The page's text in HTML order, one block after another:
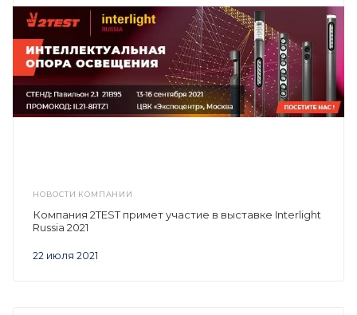
НОВОСТИ КОМПАНИИ
22 июля 2021
Компания 2TEST примет участие в выставке Interlight
Russia 2021